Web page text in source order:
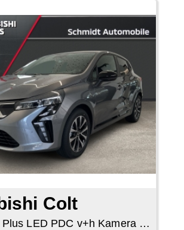
Colt
1.6 Hybrid Plus LED PDC v+h Kamera Tempomat